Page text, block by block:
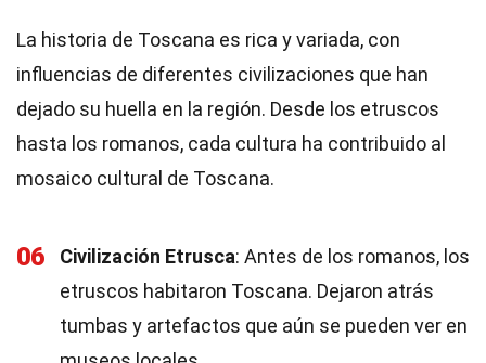
La historia de Toscana es rica y variada, con
influencias de diferentes civilizaciones que han
dejado su huella en la región. Desde los etruscos
hasta los romanos, cada cultura ha contribuido al
mosaico cultural de Toscana.
06 Civilización Etrusca: Antes de los romanos, los
etruscos habitaron Toscana. Dejaron atrás
tumbas y artefactos que aún se pueden ver en